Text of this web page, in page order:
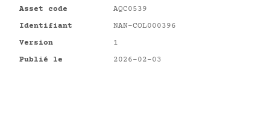
Asset code
AQC0539
Identifiant
NAN-COL000396
Version
1
Publié le
2026-02-03